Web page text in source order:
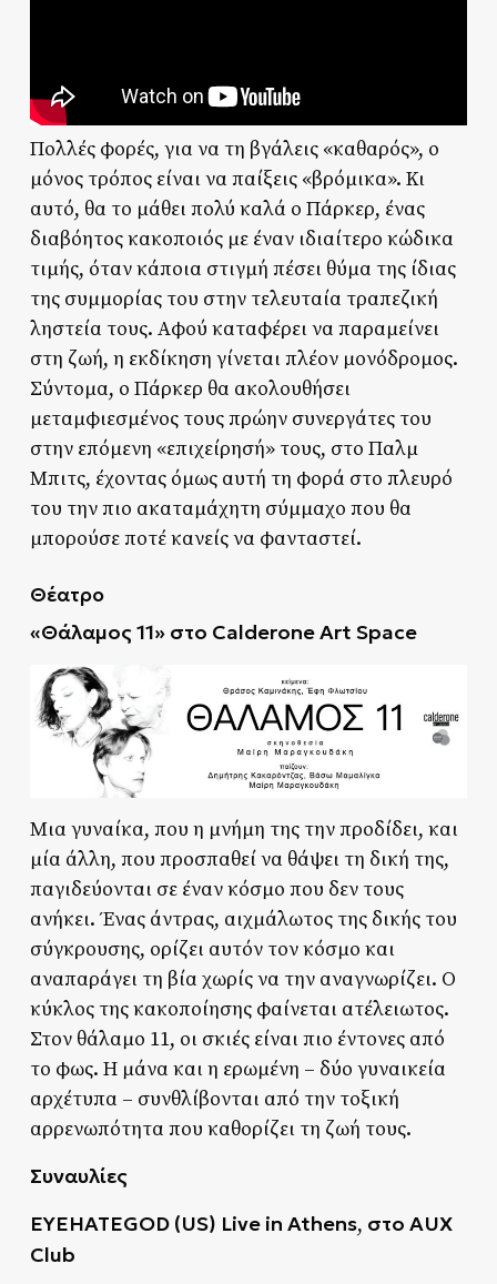
Πολλές φορές, για να τη βγάλεις «καθαρός», ο
μόνος τρόπος είναι να παίξεις «βρόμικα». Κι
αυτό, θα το μάθει πολύ καλά ο Πάρκερ, ένας
διαβόητος κακοποιός με έναν ιδιαίτερο κώδικα
τιμής, όταν κάποια στιγμή πέσει θύμα της ίδιας
της συμμορίας του στην τελευταία τραπεζική
ληστεία τους. Αφού καταφέρει να παραμείνει
στη ζωή, η εκδίκηση γίνεται πλέον μονόδρομος.
Σύντομα, ο Πάρκερ θα ακολουθήσει
μεταμφιεσμένος τους πρώην συνεργάτες του
στην επόμενη «επιχείρησή» τους, στο Παλμ
Μπιτς, έχοντας όμως αυτή τη φορά στο πλευρό
του την πιο ακαταμάχητη σύμμαχο που θα
μπορούσε ποτέ κανείς να φανταστεί.
Θέατρο
«Θάλαμος 11» στο Calderone Art Space
Μια γυναίκα, που η μνήμη της την προδίδει, και
μία άλλη, που προσπαθεί να θάψει τη δική της,
παγιδεύονται σε έναν κόσμο που δεν τους
ανήκει. Ένας άντρας, αιχμάλωτος της δικής του
σύγκρουσης, ορίζει αυτόν τον κόσμο και
αναπαράγει τη βία χωρίς να την αναγνωρίζει. Ο
κύκλος της κακοποίησης φαίνεται ατέλειωτος.
Στον θάλαμο 11, οι σκιές είναι πιο έντονες από
το φως. Η μάνα και η ερωμένη – δύο γυναικεία
αρχέτυπα – συνθλίβονται από την τοξική
αρρενωπότητα που καθορίζει τη ζωή τους.
Συναυλίες
EYEHATEGOD (US) Live in Athens, στο AUX
Club